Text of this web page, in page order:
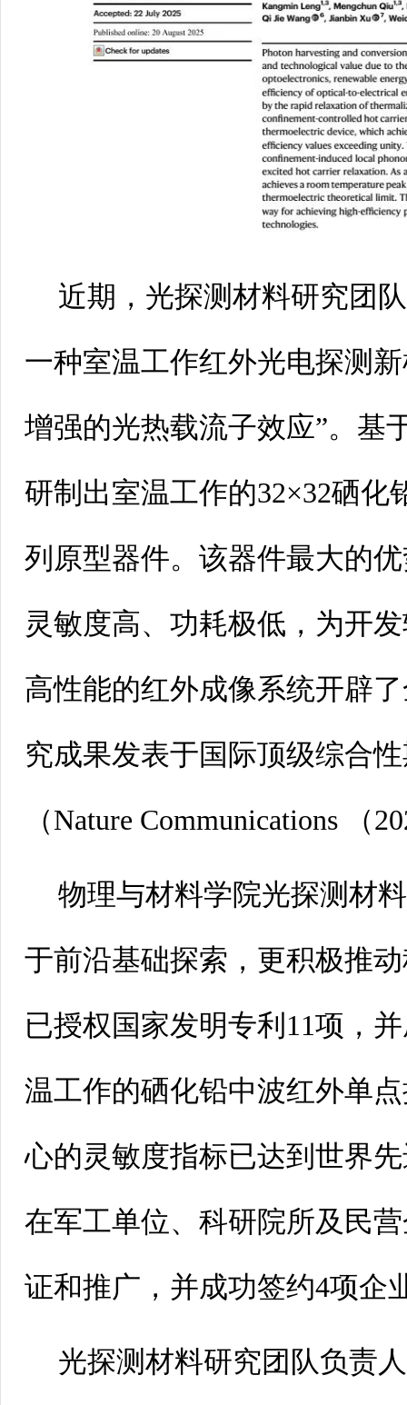
近期，光探测材料研究团
一种室温工作红外光电探测
增强的光热载流子效应”。基
研制出室温工作的32×32硒化
列原型器件。该器件最大的
灵敏度高、功耗极低，为开
高性能的红外成像系统开辟
究成果发表于国际顶级综合
（NatureCommunications （
物理与材料学院光探测材
于前沿基础探索，更积极推
已授权国家发明专利11项，
温工作的硒化铅中波红外单
心的灵敏度指标已达到世界
在军工单位、科研院所及民
证和推广，并成功签约4项企
光探测材料研究团队负责